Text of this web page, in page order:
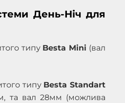
День-Ніч для
типу Besta Mini (вал
типу Besta Standart
та вал 28мм (можлива